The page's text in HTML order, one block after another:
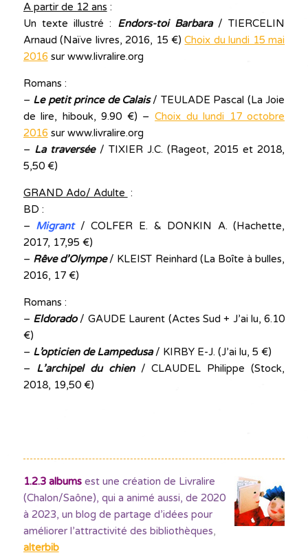
A partir de 12 ans :
Un texte illustré : Endors-toi Barbara/ TIERCELIN
Arnaud (Naïve livres, 2016, 15 €)Choix du lundi 15 mai
2016 sur www.livralire.org
Romans :
– Le petit prince de Calais/ TEULADE Pascal (La Joie
de lire, hibouk, 9.90 €) –Choix du lundi 17 octobre
2016 sur www.livralire.org
– La traversée/ TIXIER J.C. (Rageot, 2015 et 2018,
5,50 €)
GRAND Ado/ Adulte :
BD :
– Migrant / COLFER E. & DONKIN A. (Hachette,
2017, 17,95 €)
– Rêve d’Olympe/ KLEIST Reinhard (La Boîte à bulles,
2016, 17 €)
Romans :
– Eldorado / GAUDE Laurent (Actes Sud + J’ai lu, 6.10
€)
– L’opticien de Lampedusa/ KIRBY E-J. (J’ai lu, 5 €)
– L’archipel du chien/ CLAUDEL Philippe (Stock,
2018, 19,50 €)
1.2.3 albumsest une création de Livralire
(Chalon/Saône), qui a animé aussi, de 2020
à 2023, un blog de partage d’idées pour
améliorer l’attractivité des bibliothèques,
alterbib